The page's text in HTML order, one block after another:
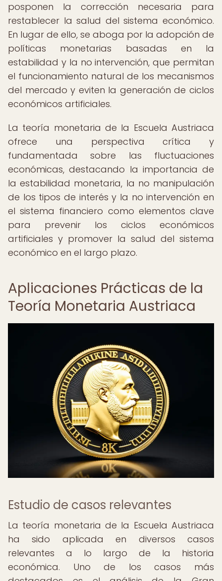
posponen la corrección necesaria para
restablecer la salud del sistema económico.
En lugar de ello, se aboga por la adopción de
políticas monetarias basadas en la
estabilidad y la no intervención, que permitan
el funcionamiento natural de los mecanismos
del mercado y eviten la generación de ciclos
económicos artificiales.
La teoría monetaria de la Escuela Austriaca
ofrece una perspectiva crítica y
fundamentada sobre las fluctuaciones
económicas, destacando la importancia de
la estabilidad monetaria, la no manipulación
de los tipos de interés y la no intervención en
el sistema financiero como elementos clave
para prevenir los ciclos económicos
artificiales y promover la salud del sistema
económico en el largo plazo.
Aplicaciones Prácticas de la
Teoría Monetaria Austriaca
Estudio de casos relevantes
La teoría monetaria de la Escuela Austriaca
ha sido aplicada en diversos casos
relevantes a lo largo de la historia
económica. Uno de los casos más